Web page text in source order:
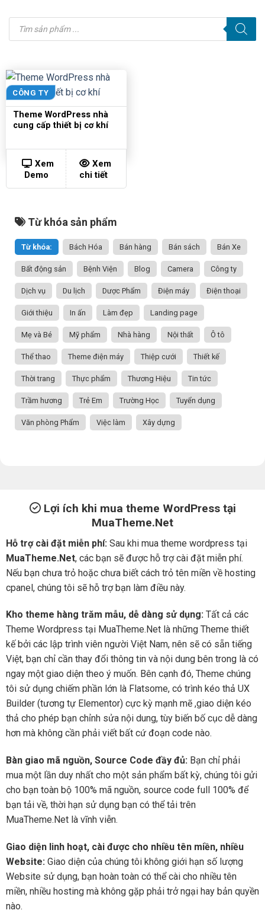
Tìm
kiếm
sản
CÔNG TY
Theme WordPress nhà
cung cấp thiết bị cơ khí
Xem
Demo
Xem
chi tiết
Từ khóa sản phẩm
Từ khóa: Bách Hóa Bán hàng Bán sách Bán Xe
Bất động sản Bệnh Viện Blog Camera Công ty
Dịch vụ Du lịch Dược Phẩm Điện máy Điện thoại
Giới thiệu In ấn Làm đẹp Landing page
Mẹ và Bé Mỹ phẩm Nhà hàng Nội thất Ô tô
Thể thao Theme điện máy Thiệp cưới Thiết kế
Thời trang Thực phẩm Thương Hiệu Tin tức
Trầm hương Trẻ Em Trường Học Tuyển dụng
Văn phòng Phẩm Việc làm Xây dựng
Lợi ích khi mua theme WordPress tại
MuaTheme.Net
Hỗ trợ cài đặt miễn phí: Sau khi mua theme wordpress tại
MuaTheme.Net, các bạn sẽ được hỗ trợ cài đặt miễn phí.
Nếu bạn chưa trỏ hoặc chưa biết cách trỏ tên miền về hosting
cpanel, chúng tôi sẽ hỗ trợ bạn làm điều này.
Kho theme hàng trăm mẫu, dễ dàng sử dụng: Tất cả các
Theme Wordpress tại MuaTheme.Net là những Theme thiết
kế bởi các lập trình viên người Việt Nam, nên sẽ có sẵn tiếng
Việt, bạn chỉ cần thay đổi thông tin và nội dung bên trong là có
ngay một giao diện theo ý muốn. Bên cạnh đó, Theme chúng
tôi sử dụng chiếm phần lớn là Flatsome, có trình kéo thả UX
Builder (tương tự Elementor) cực kỳ mạnh mẽ ,giao diện kéo
thả cho phép bạn chỉnh sửa nội dung, tùy biến bố cục dễ dàng
hơn mà không cần phải viết bất cứ đoạn code nào.
Bàn giao mã nguồn, Source Code đầy đủ: Bạn chỉ phải
mua một lần duy nhất cho một sản phẩm bất kỳ, chúng tôi gửi
cho bạn toàn bộ 100% mã nguồn, source code full 100% để
bạn tải về, thời hạn sử dụng bạn có thể tải trên
MuaTheme.Net là vĩnh viễn.
Giao diện linh hoạt, cài được cho nhiều tên miền, nhiều
Website: Giao diện của chúng tôi không giới hạn số lượng
Website sử dụng, bạn hoàn toàn có thể cài cho nhiều tên
miền, nhiều hosting mà không gặp phải trở ngại hay bản quyền
nào.